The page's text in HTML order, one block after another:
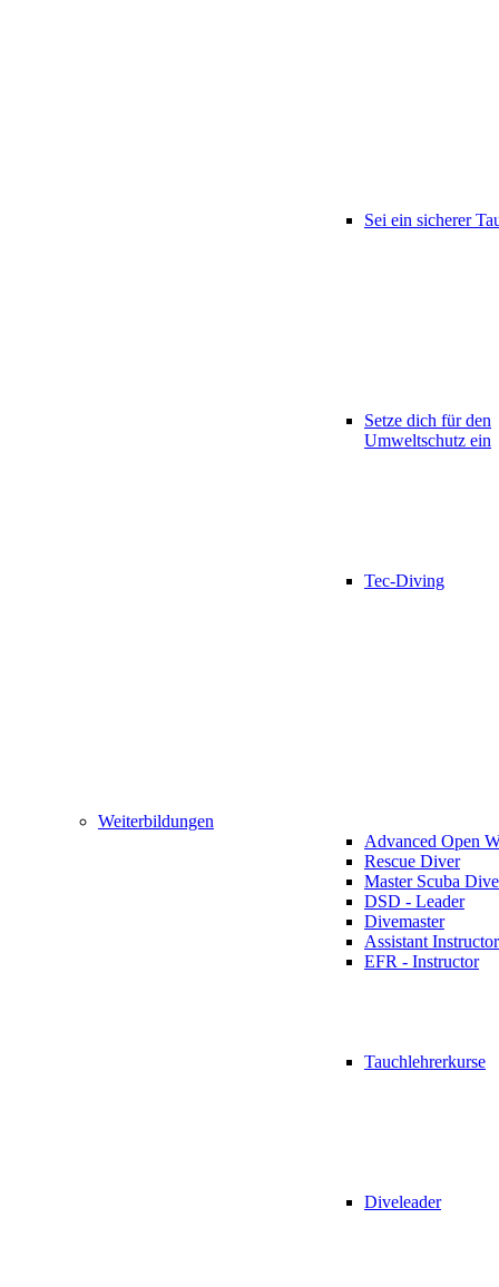
Sei ein sicherer
Setze dich für den
Umweltschutz ein
Tec-Diving
Weiterbildungen
Advanced Open
Rescue Diver
Master Scuba
DSD - Leader
Divemaster
Assistant Instructor
EFR - Instructor
Tauchlehrerkurse
Diveleader